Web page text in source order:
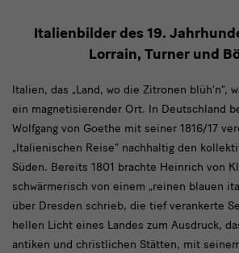
Italienbilder des 19.
Lorrain, Turner und
Italien, das „Land, wo die Zitronen blüh’n“,
ein magnetisierender Ort. In Deutschland
Wolfgang von Goethe mit seiner 1816/17
„Italienischen Reise“ nachhaltig den
Süden. Bereits 1801 brachte Heinrich von
schwärmerisch von einem „reinen blauen
über Dresden schrieb, die tief verankerte
hellen Licht eines Landes zum Ausdruck,
antiken und christlichen Stätten, mit